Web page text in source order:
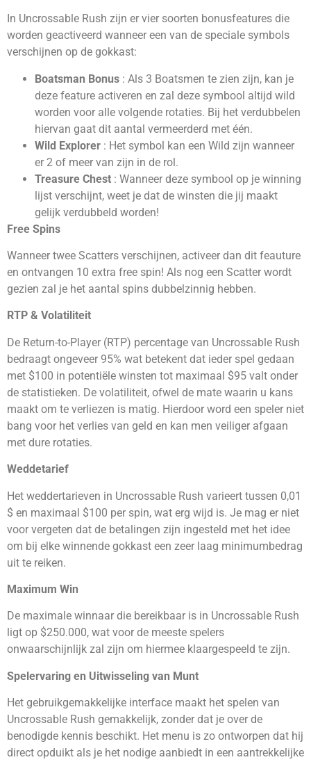
In Uncrossable Rush zijn er vier soorten bonusfeatures die
worden geactiveerd wanneer een van de speciale symbols
verschijnen op de gokkast:
Boatsman Bonus : Als 3 Boatsmen te zien zijn, kan je
deze feature activeren en zal deze symbool altijd wild
worden voor alle volgende rotaties. Bij het verdubbelen
hiervan gaat dit aantal vermeerderd met één.
Wild Explorer : Het symbol kan een Wild zijn wanneer
er 2 of meer van zijn in de rol.
Treasure Chest : Wanneer deze symbool op je winning
lijst verschijnt, weet je dat de winsten die jij maakt
gelijk verdubbeld worden!
Free Spins
Wanneer twee Scatters verschijnen, activeer dan dit feauture
en ontvangen 10 extra free spin! Als nog een Scatter wordt
gezien zal je het aantal spins dubbelzinnig hebben.
RTP & Volatiliteit
De Return-to-Player (RTP) percentage van Uncrossable Rush
bedraagt ongeveer 95% wat betekent dat ieder spel gedaan
met $100 in potentiële winsten tot maximaal $95 valt onder
de statistieken. De volatiliteit, ofwel de mate waarin u kans
maakt om te verliezen is matig. Hierdoor word een speler niet
bang voor het verlies van geld en kan men veiliger afgaan
met dure rotaties.
Weddetarief
Het weddertarieven in Uncrossable Rush varieert tussen 0,01
$ en maximaal $100 per spin, wat erg wijd is. Je mag er niet
voor vergeten dat de betalingen zijn ingesteld met het idee
om bij elke winnende gokkast een zeer laag minimumbedrag
uit te reiken.
Maximum Win
De maximale winnaar die bereikbaar is in Uncrossable Rush
ligt op $250.000, wat voor de meeste spelers
onwaarschijnlijk zal zijn om hiermee klaargespeeld te zijn.
Spelervaring en Uitwisseling van Munt
Het gebruikgemakkelijke interface maakt het spelen van
Uncrossable Rush gemakkelijk, zonder dat je over de
benodigde kennis beschikt. Het menu is zo ontworpen dat hij
direct opduikt als je het nodige aanbiedt in een aantrekkelijke